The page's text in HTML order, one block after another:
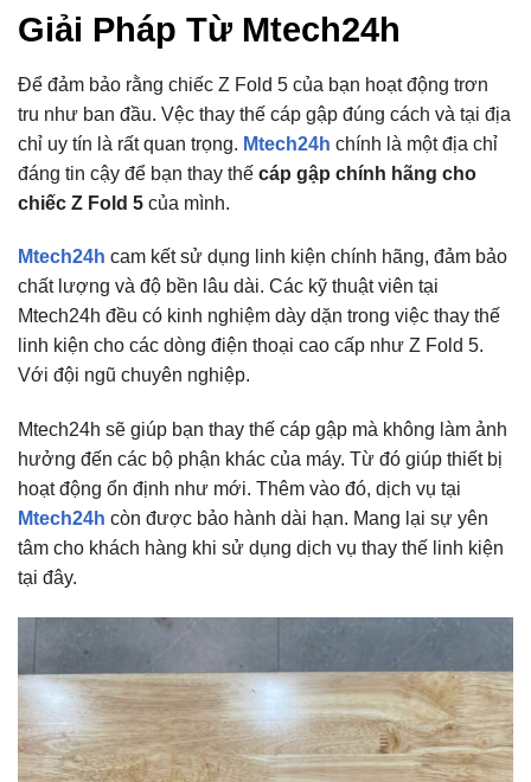
Giải Pháp Từ Mtech24h
Để đảm bảo rằng chiếc Z Fold 5 của bạn hoạt động trơn
tru như ban đầu. Vệc thay thế cáp gập đúng cách và tại địa
chỉ uy tín là rất quan trọng. Mtech24h chính là một địa chỉ
đáng tin cậy để bạn thay thế cáp gập chính hãng cho
chiếc Z Fold 5 của mình.
Mtech24h cam kết sử dụng linh kiện chính hãng, đảm bảo
chất lượng và độ bền lâu dài. Các kỹ thuật viên tại
Mtech24h đều có kinh nghiệm dày dặn trong việc thay thế
linh kiện cho các dòng điện thoại cao cấp như Z Fold 5.
Với đội ngũ chuyên nghiệp.
Mtech24h sẽ giúp bạn thay thế cáp gập mà không làm ảnh
hưởng đến các bộ phận khác của máy. Từ đó giúp thiết bị
hoạt động ổn định như mới. Thêm vào đó, dịch vụ tại
Mtech24h còn được bảo hành dài hạn. Mang lại sự yên
tâm cho khách hàng khi sử dụng dịch vụ thay thế linh kiện
tại đây.